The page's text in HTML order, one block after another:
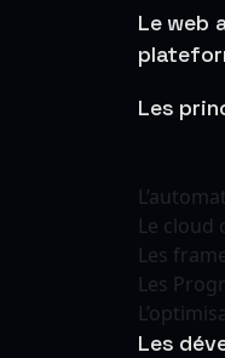
Le web
Les
Le cloud
Les
Les
Les